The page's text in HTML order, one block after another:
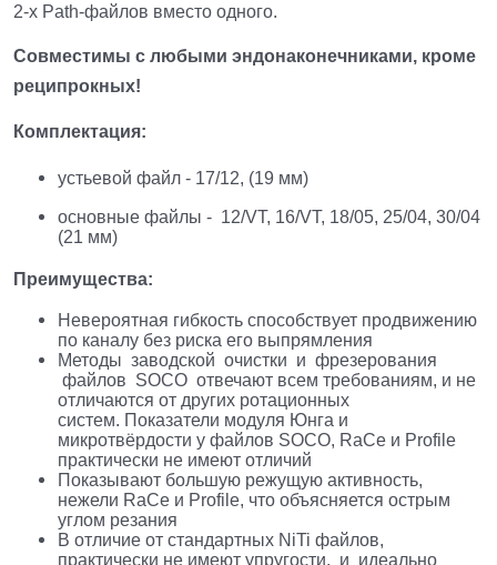
2-х Path-файлов вместо одного.
Совместимы с любыми эндонаконечниками, кроме
реципрокных!
Комплектация:
устьевой файл - 17/12, (19 мм)
основные файлы - 12/VT, 16/VT, 18/05, 25/04, 30/04
(21 мм)
Преимущества:
Невероятная гибкость способствует продвижению
по каналу без риска его выпрямления
Методы заводской очистки и фрезерования
файлов SOCO отвечают всем требованиям, и не
отличаются от других ротационных
систем. Показатели модуля Юнга и
микротвёрдости у файлов SOCO, RaCe и Profile
практически не имеют отличий
Показывают большую режущую активность,
нежели RaCe и Profile, что объясняется острым
углом резания
В отличие от стандартных NiTi файлов,
практически не имеют упругости, и идеально